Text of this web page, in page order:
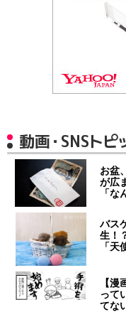
動画・SNSト
お盆
が広
「
バス
生！
「天
【
って
てな